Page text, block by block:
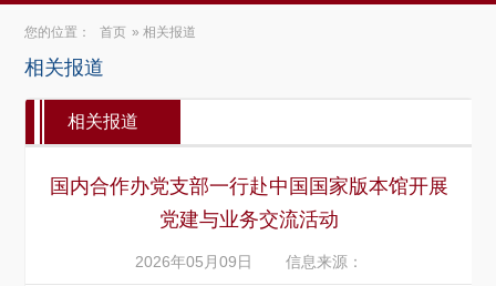
您的位置： 首页 » 相关报道
相关报道
相关报道
国内合作办党支部一行赴中国国家版本馆开展
党建与业务交流活动
2026年05月09日 信息来源：